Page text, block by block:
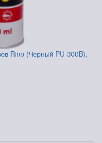
Rino (Черный PU-300B),